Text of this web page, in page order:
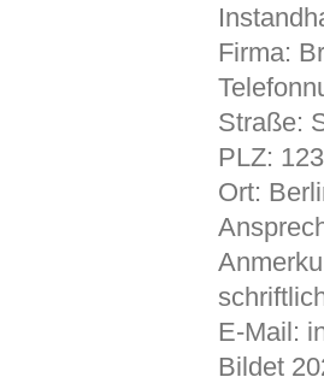
Firma:
Straße:
PLZ:
Ort:
E-Mail:
Bildet